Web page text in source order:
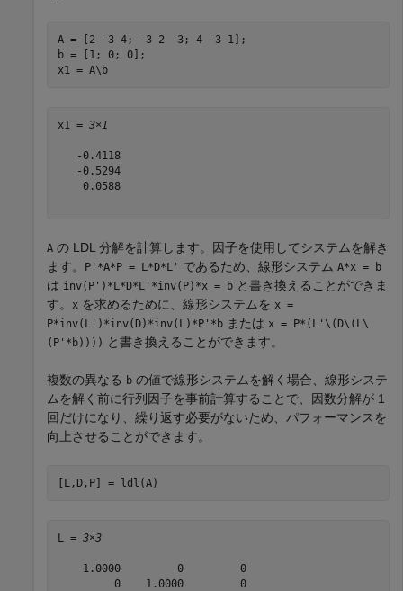
A = [2 -3 4; -3 2 -3; 4 -3 1];
b = [1; 0; 0];
x1 = A\b
x1 = 3×1
   -0.4118
   -0.5294
    0.0588
A の LDL 分解を計算します。因子を使用してシステムを解き
ます。
P'*A*P = L*D*L' であるため、線形システム A*x = b
は inv(P')*L*D*L'*inv(P)*x = b と書き換えることができま
す。
x を求めるために、線形システムを x =
P*inv(L')*inv(D)*inv(L)*P'*b または x = P*(L'\(D\(L\
(P'*b)))) と書き換えることができます。
複数の異なる b の値で線形システムを解く場合、線形システ
ムを解く前に行列因子を事前計算することで、因数分解が 1
回だけになり、繰り返す必要がないため、パフォーマンスを
向上させることができます。
[L,D,P] = ldl(A)
L = 3×3
    1.0000         0         0
         0    1.0000         0